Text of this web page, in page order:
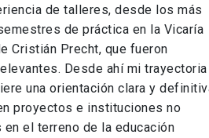
de talleres, desde los más
de práctica en la Vicaría
Cristián Precht, que fueron
Desde ahí mi trayectoria
una orientación clara y
proyectos e instituciones no
en el terreno de la educación